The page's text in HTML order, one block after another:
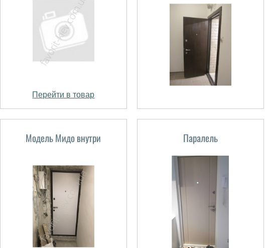
Перейти в товар
Модель Мидо внутри Паралель